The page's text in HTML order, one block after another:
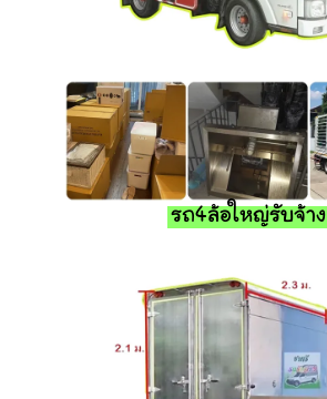
รถ4ล้อใหญ่รับจ้าง